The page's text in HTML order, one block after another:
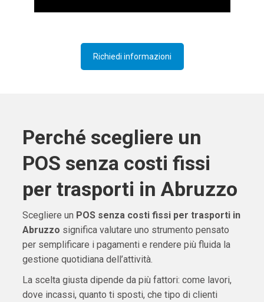
Richiedi informazioni
Perché scegliere un
POS senza costi fissi
per trasporti in Abruzzo
Scegliere un POS senza costi fissi per trasporti in
Abruzzo significa valutare uno strumento pensato
per semplificare i pagamenti e rendere più fluida la
gestione quotidiana dell’attività.
La scelta giusta dipende da più fattori: come lavori,
dove incassi, quanto ti sposti, che tipo di clienti